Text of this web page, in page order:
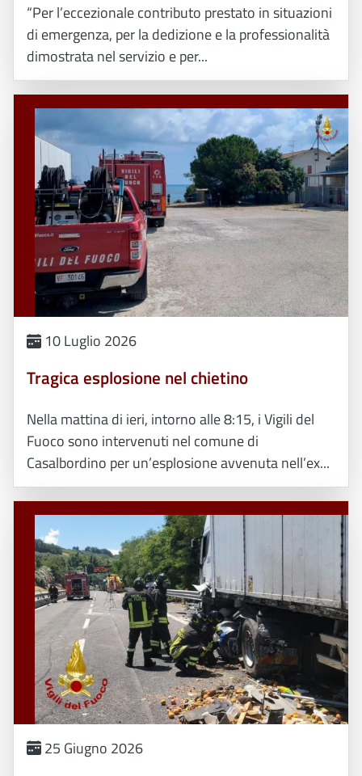
“Per l’eccezionale contributo prestato in situazioni
di emergenza, per la dedizione e la professionalità
dimostrata nel servizio e per...
10 Luglio 2026
Tragica esplosione nel chietino
Nella mattina di ieri, intorno alle 8:15, i Vigili del
Fuoco sono intervenuti nel comune di
Casalbordino per un’esplosione avvenuta nell’ex...
25 Giugno 2026